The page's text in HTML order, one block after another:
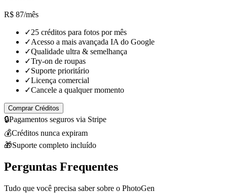
R$ 87/mês
✓25 créditos para fotos por mês
✓Acesso a mais avançada IA do Google
✓Qualidade ultra & semelhança
✓Try-on de roupas
✓Suporte prioritário
✓Licença comercial
✓Cancele a qualquer momento
Comprar Créditos
🔒Pagamentos seguros via Stripe
💰Créditos nunca expiram
🎁Suporte completo incluído
Perguntas Frequentes
Tudo que você precisa saber sobre o PhotoGen